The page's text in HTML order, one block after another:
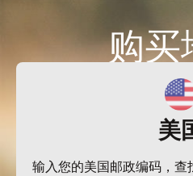
购买
美
输入您的美国邮政编码，查